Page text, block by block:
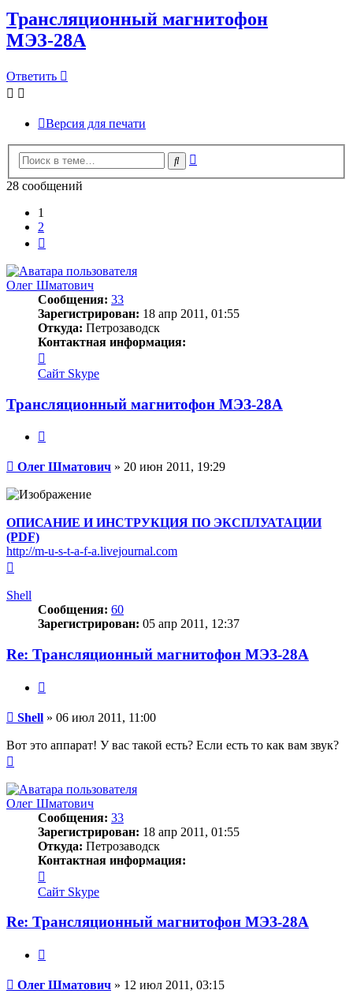
Трансляционный магнитофон
МЭЗ-28А
Ответить
Версия для печати
Поиск
28 сообщений
1
2
Олег Шматович
Сообщения: 33
Зарегистрирован: 18 апр 2011, 01:55
Откуда: Петрозаводск
Контактная информация:
информация
пользователя
Шматович
Сайт Skype
Трансляционный магнитофон МЭЗ-28А
Сообщение
Олег Шматович » 20 июн 2011, 19:29
ОПИСАНИЕ И ИНСТРУКЦИЯ ПО ЭКСПЛУАТАЦИИ
(PDF)
http://m-u-s-t-a-f-a.livejournal.com
началу
Shell
Сообщения: 60
Зарегистрирован: 05 апр 2011, 12:37
Re: Трансляционный магнитофон МЭЗ-28А
Сообщение
Shell » 06 июл 2011, 11:00
Вот это аппарат! У вас такой есть? Если есть то как вам звук?
началу
Олег Шматович
Сообщения: 33
Зарегистрирован: 18 апр 2011, 01:55
Откуда: Петрозаводск
Контактная информация:
информация
пользователя
Шматович
Сайт Skype
Re: Трансляционный магнитофон МЭЗ-28А
Сообщение
Олег Шматович » 12 июл 2011, 03:15